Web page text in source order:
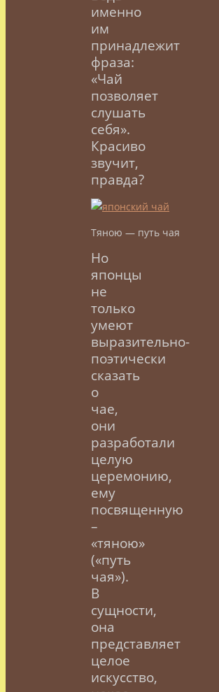
именно
им
принадлежит
фраза:
«Чай
позволяет
слушать
себя».
Красиво
звучит,
правда?
Тяною — путь чая
Но
японцы
не
только
умеют
выразительно-
поэтически
сказать
о
чае,
они
разработали
целую
церемонию,
ему
посвященную
–
«тяною»
(«путь
чая»).
В
сущности,
она
представляет
целое
искусство,